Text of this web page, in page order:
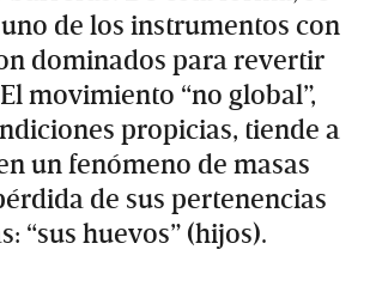
de los instrumentos con
dominados para revertir
movimiento “no global”,
propicias, tiende a
un fenómeno de masas
de sus pertenencias
“sus huevos” (hijos).